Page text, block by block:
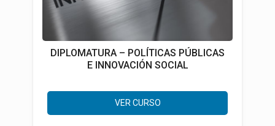
DIPLOMATURA – POLÍTICAS PÚBLICAS
E INNOVACIÓN SOCIAL
VER CURSO